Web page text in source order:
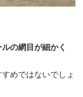
の網目が細かく
めではないでしょ